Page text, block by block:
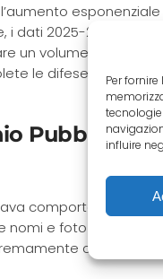
Per
influire
i dati 2025-2026
un volume di tentativi
le difese tradizionali.
Pubblicate
comportamenti
nomi e foto dei
convincenti.